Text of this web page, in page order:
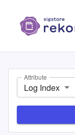
Attribute
Log Index